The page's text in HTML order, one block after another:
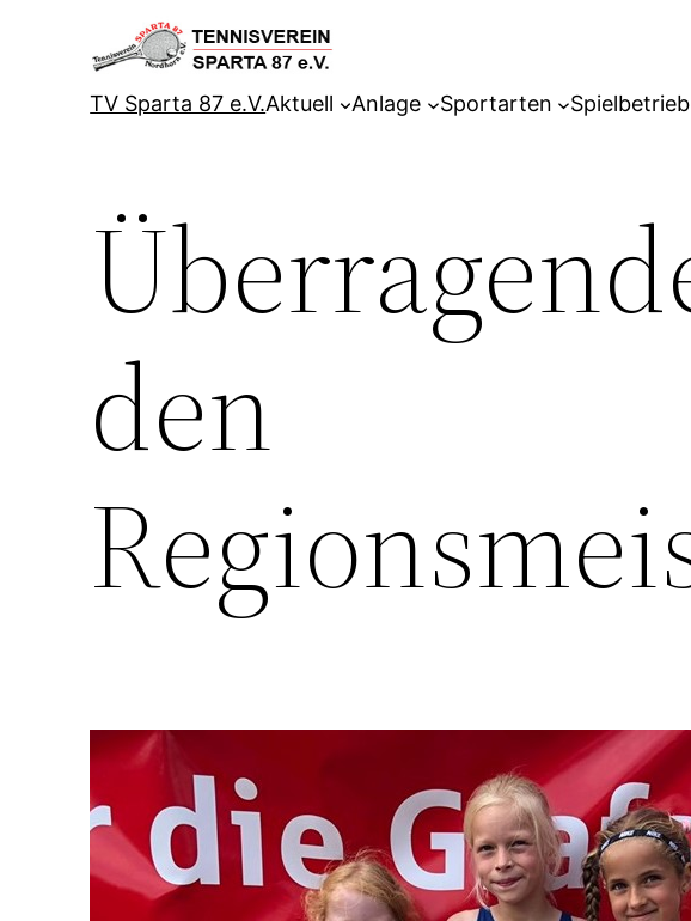
springenTV Sparta 87 e.V.Aktuell Anlage Sportarten Spielbetrieb
den